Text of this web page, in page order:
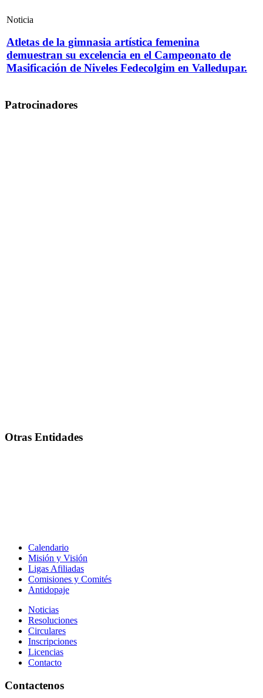
Noticia
Atletas de la gimnasia artística femenina
demuestran su excelencia en el Campeonato de
Masificación de Niveles Fedecolgim en Valledupar.
Patrocinadores
Otras Entidades
Calendario
Misión y Visión
Ligas Afiliadas
Comisiones y Comités
Antidopaje
Noticias
Resoluciones
Circulares
Inscripciones
Licencias
Contacto
Contactenos